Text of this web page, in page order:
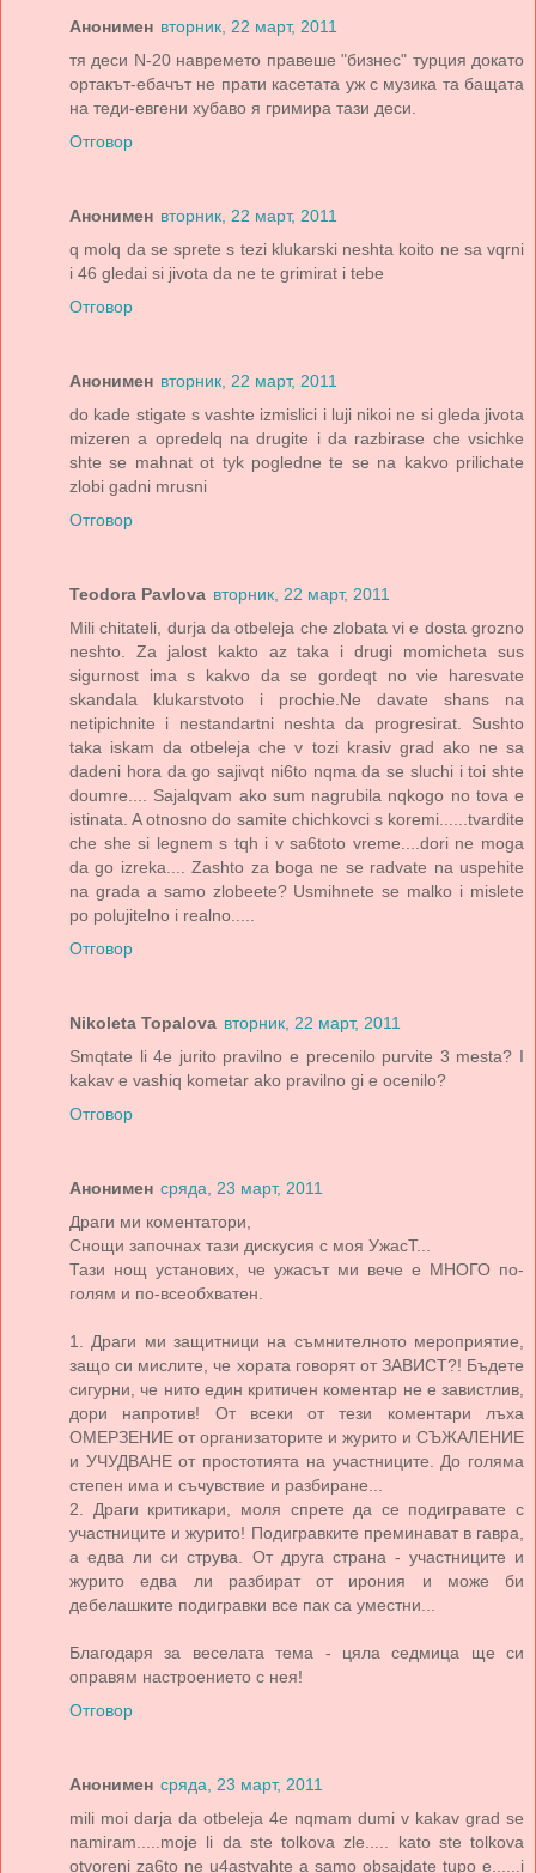
Анонимен вторник, 22 март, 2011
тя деси N-20 навремето правеше "бизнес" турция докато
ортакът-ебачът не прати касетата уж с музика та бащата
на теди-евгени хубаво я гримира тази деси.
Отговор
Анонимен вторник, 22 март, 2011
q molq da se sprete s tezi klukarski neshta koito ne sa vqrni
i 46 gledai si jivota da ne te grimirat i tebe
Отговор
Анонимен вторник, 22 март, 2011
do kade stigate s vashte izmislici i luji nikoi ne si gleda jivota
mizeren a opredelq na drugite i da razbirase che vsichke
shte se mahnat ot tyk pogledne te se na kakvo prilichate
zlobi gadni mrusni
Отговор
Teodora Pavlova вторник, 22 март, 2011
Mili chitateli, durja da otbeleja che zlobata vi e dosta grozno
neshto. Za jalost kakto az taka i drugi momicheta sus
sigurnost ima s kakvo da se gordeqt no vie haresvate
skandala klukarstvoto i prochie.Ne davate shans na
netipichnite i nestandartni neshta da progresirat. Sushto
taka iskam da otbeleja che v tozi krasiv grad ako ne sa
dadeni hora da go sajivqt ni6to nqma da se sluchi i toi shte
doumre.... Sajalqvam ako sum nagrubila nqkogo no tova e
istinata. A otnosno do samite chichkovci s koremi......tvardite
che she si legnem s tqh i v sa6toto vreme....dori ne moga
da go izreka.... Zashto za boga ne se radvate na uspehite
na grada a samo zlobeete? Usmihnete se malko i mislete
po polujitelno i realno.....
Отговор
Nikoleta Topalova вторник, 22 март, 2011
Smqtate li 4e jurito pravilno e precenilo purvite 3 mesta? I
kakav e vashiq kometar ako pravilno gi e ocenilo?
Отговор
Анонимен сряда, 23 март, 2011
Драги ми коментатори,
Снощи започнах тази дискусия с моя УжасТ...
Тази нощ установих, че ужасът ми вече е МНОГО по-
голям и по-всеобхватен.
1. Драги ми защитници на съмнителното мероприятие,
защо си мислите, че хората говорят от ЗАВИСТ?! Бъдете
сигурни, че нито един критичен коментар не е завистлив,
дори напротив! От всеки от тези коментари лъха
ОМЕРЗЕНИЕ от организаторите и журито и СЪЖАЛЕНИЕ
и УЧУДВАНЕ от простотията на участниците. До голяма
степен има и съчувствие и разбиране...
2. Драги критикари, моля спрете да се подигравате с
участниците и журито! Подигравките преминават в гавра,
а едва ли си струва. От друга страна - участниците и
журито едва ли разбират от ирония и може би
дебелашките подигравки все пак са уместни...
Благодаря за веселата тема - цяла седмица ще си
оправям настроението с нея!
Отговор
Анонимен сряда, 23 март, 2011
mili moi darja da otbeleja 4e nqmam dumi v kakav grad se
namiram.....moje li da ste tolkova zle..... kato ste tolkova
otvoreni za6to ne u4astvahte a samo obsajdate tupo e......i